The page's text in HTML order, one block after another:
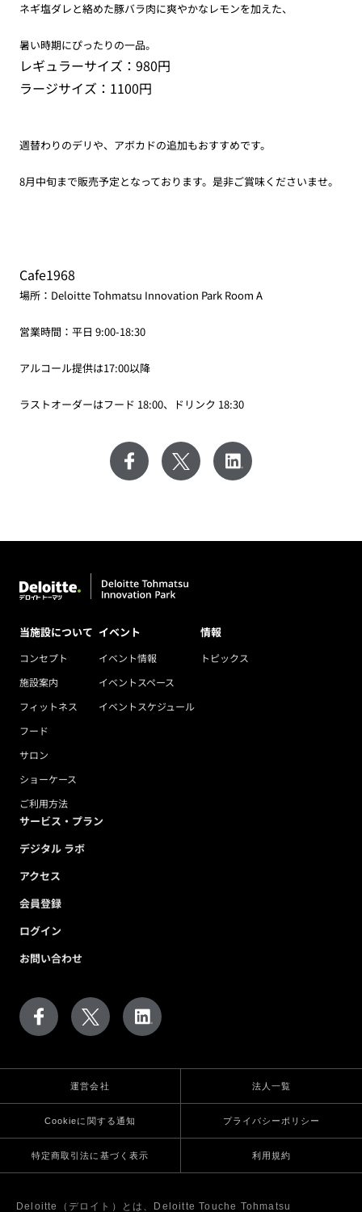
ネギ塩ダレと絡めた豚バラ肉に爽やかなレモンを加えた、
暑い時期にぴったりの一品。
レギュラーサイズ：980円
ラージサイズ：1100円
週替わりのデリや、アボカドの追加もおすすめです。
8月中旬まで販売予定となっております。是非ご賞味くださいませ。
Cafe1968
場所：Deloitte Tohmatsu Innovation Park Room A
営業時間：平日 9:00-18:30
アルコール提供は17:00以降
ラストオーダーはフード 18:00、ドリンク 18:30
当施設について
コンセプト
施設案内
フィットネス
フード
サロン
ショーケース
ご利用方法
イベント
イベント情報
イベントスペース
イベントスケジュール
情報
トピックス
サービス・プラン
デジタル ラボ
アクセス
会員登録
ログイン
お問い合わせ
運営会社 法人一覧
Cookieに関する通知 プライバシーポリシー
特定商取引法に基づく表示 利用規約
Deloitte（デロイト）とは、Deloitte Touche Tohmatsu